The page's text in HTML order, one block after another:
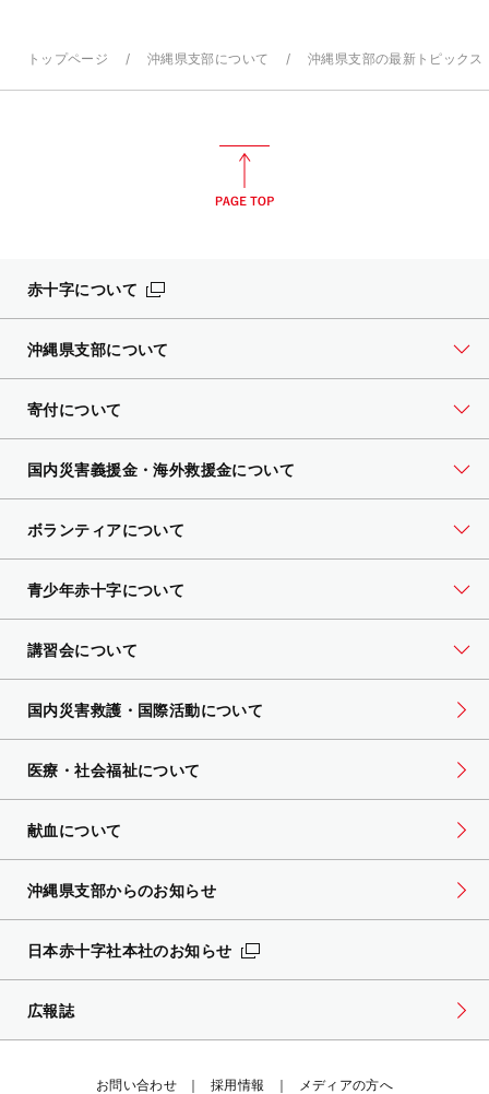
トップページ 沖縄県支部について 沖縄県支部の最新トピックス
赤十字について
沖縄県支部について
寄付について
国内災害義援金・海外救援金について
ボランティアについて
青少年赤十字について
講習会について
国内災害救護・国際活動について
医療・社会福祉について
献血について
沖縄県支部からのお知らせ
日本赤十字社本社のお知らせ
広報誌
お問い合わせ 採用情報 メディアの方へ